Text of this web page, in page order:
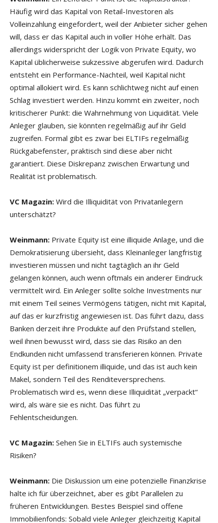
Häufig wird das Kapital von Retail-Investoren als
Volleinzahlung eingefordert, weil der Anbieter sicher gehen
will, dass er das Kapital auch in voller Höhe erhält. Das
allerdings widerspricht der Logik von Private Equity, wo
Kapital üblicherweise sukzessive abgerufen wird. Dadurch
entsteht ein Performance-Nachteil, weil Kapital nicht
optimal allokiert wird. Es kann schlichtweg nicht auf einen
Schlag investiert werden. Hinzu kommt ein zweiter, noch
kritischerer Punkt: die Wahrnehmung von Liquidität. Viele
Anleger glauben, sie könnten regelmäßig auf ihr Geld
zugreifen. Formal gibt es zwar bei ELTIFs regelmäßig
Rückgabefenster, praktisch sind diese aber nicht
garantiert. Diese Diskrepanz zwischen Erwartung und
Realität ist problematisch.
VC Magazin: Wird die Illiquidität von Privatanlegern
unterschätzt?
Weinmann: Private Equity ist eine illiquide Anlage, und die
Demokratisierung übersieht, dass Kleinanleger langfristig
investieren müssen und nicht tagtäglich an ihr Geld
gelangen können, auch wenn oftmals ein anderer Eindruck
vermittelt wird. Ein Anleger sollte solche Investments nur
mit einem Teil seines Vermögens tätigen, nicht mit Kapital,
auf das er kurzfristig angewiesen ist. Das führt dazu, dass
Banken derzeit ihre Produkte auf den Prüfstand stellen,
weil ihnen bewusst wird, dass sie das Risiko an den
Endkunden nicht umfassend transferieren können. Private
Equity ist per definitionem illiquide, und das ist auch kein
Makel, sondern Teil des Renditeversprechens.
Problematisch wird es, wenn diese Illiquidität „verpackt“
wird, als wäre sie es nicht. Das führt zu
Fehlentscheidungen.
VC Magazin: Sehen Sie in ELTIFs auch systemische
Risiken?
Weinmann: Die Diskussion um eine potenzielle Finanzkrise
halte ich für überzeichnet, aber es gibt Parallelen zu
früheren Entwicklungen. Bestes Beispiel sind offene
Immobilienfonds: Sobald viele Anleger gleichzeitig Kapital